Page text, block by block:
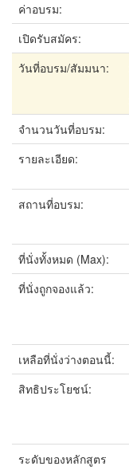
ค่าอบรม:
เปิดรับสมัคร:
วันที่อบรม/สัมมนา:
จำนวนวันที่อบรม:
รายละเอียด:
สถานที่อบรม:
ที่นั่งทั้งหมด (Max):
ที่นั่งถูกจองแล้ว:
เหลือที่นั่งว่างตอนนี้:
สิทธิประโยชน์:
ระดับของหลักสูตร